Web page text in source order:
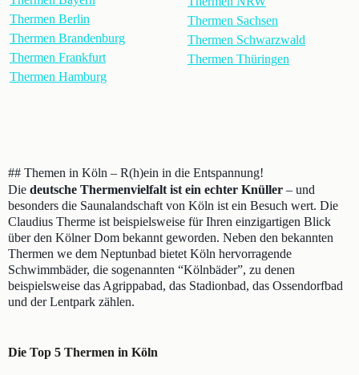
Thermen Berlin
Thermen Brandenburg
Thermen Frankfurt
Thermen Hamburg
Thermen Sachsen
Thermen Schwarzwald
Thermen Thüringen
## Themen in Köln – R(h)ein in die Entspannung!
Die deutsche Thermenvielfalt ist ein echter Knüller – und
besonders die Saunalandschaft von Köln ist ein Besuch wert. Die
Claudius Therme ist beispielsweise für Ihren einzigartigen Blick
über den Kölner Dom bekannt geworden. Neben den bekannten
Thermen we dem Neptunbad bietet Köln hervorragende
Schwimmbäder, die sogenannten “Kölnbäder”, zu denen
beispielsweise das Agrippabad, das Stadionbad, das Ossendorfbad
und der Lentpark zählen.
Die Top 5 Thermen in Köln